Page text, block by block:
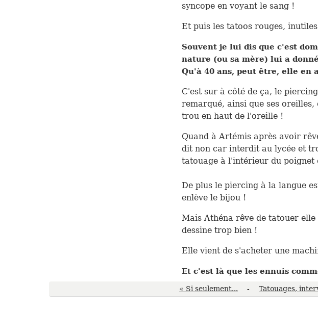
syncope en voyant le sang !
Et puis les tatoos rouges,
Souvent je lui dis que c'est
nature (ou sa mère) lui a
Qu'à 40 ans, peut être, elle en
C'est sur à côté de ça, le
remarqué, ainsi que ses
trou en haut de l'oreille !
Quand à Artémis après avoir
dit non car interdit au lycée et
tatouage à l'intérieur du poignet
De plus le piercing à la langue
enlève le bijou !
Mais Athéna rêve de tatouer
dessine trop bien !
Elle vient de s'acheter une
Et c'est là que les ennuis
« Si seulement... - Tatouages,